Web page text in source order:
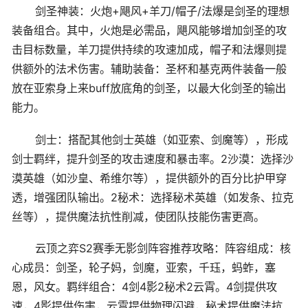
剑圣神装：火炮+飓风+羊刀/帽子/法爆是剑圣的理想
装备组合。其中，火炮是必需品，飓风能够增加剑圣的攻
击目标数量，羊刀提供持续的攻速加成，帽子和法爆则提
供额外的法术伤害。辅助装备：圣杯和基克两件装备一般
放在亚索身上来buff放底角的剑圣，以最大化剑圣的输出
能力。
剑士：搭配其他剑士英雄（如亚索、剑魔等），形成
剑士羁绊，提升剑圣的攻击速度和暴击率。2沙漠：选择沙
漠英雄（如沙皇、希维尔等），提供额外的百分比护甲穿
透，增强团队输出。2秘术：选择秘术英雄（如发条、拉克
丝等），提供魔法抗性削减，使团队技能伤害更高。
云顶之弈S2赛季无影剑阵容推荐攻略：阵容组成：核
心成员：剑圣，轮子妈，剑魔，亚索，千珏，蚂蚱，塞
恩，风女。羁绊组合：4剑4影2秘术2云霄。4剑提供攻